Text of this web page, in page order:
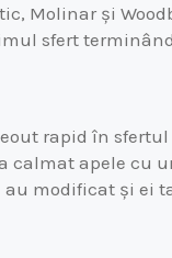
Molinar și
sfert
rapid în
calmat apele cu
modificat și ei